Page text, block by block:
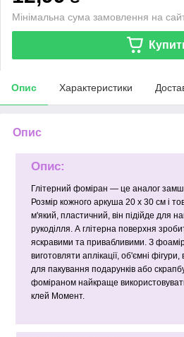
Мінімальна сума замовлення на
Опис Характеристики
Опис
Опис:
Глітерний фоміран — це аналог
Розмір кожного аркуша 20 х 30 см і
м'який, пластичний, він підійде для
рукоділля. А глітерна поверхня
яскравими та привабливими. З
виготовляти аплікації, об'ємні
для пакування подарунків або
фоміраном найкраще
клей Момент.